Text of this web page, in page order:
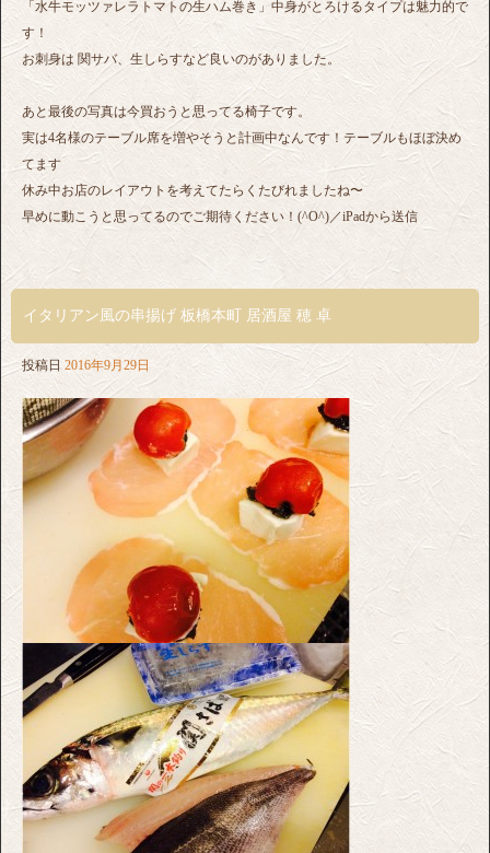
「水牛モッツァレラトマトの生ハム巻き」中身がとろけるタイプは魅力的で
す！
お刺身は 関サバ、生しらすなど良いのがありました。
あと最後の写真は今買おうと思ってる椅子です。
実は4名様のテーブル席を増やそうと計画中なんです！テーブルもほぼ決め
てます
休み中お店のレイアウトを考えてたらくたびれましたね〜
早めに動こうと思ってるのでご期待ください！(^O^)／iPadから送信
イタリアン風の串揚げ 板橋本町 居酒屋 穂 卓
投稿日 2016年9月29日